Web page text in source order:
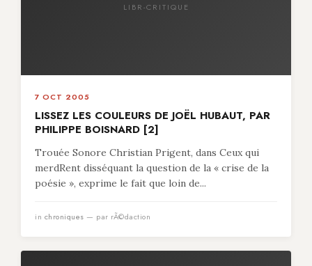
LIBR-CRITIQUE
7 OCT 2005
LISSEZ LES COULEURS DE JOËL HUBAUT, PAR
PHILIPPE BOISNARD [2]
Trouée Sonore Christian Prigent, dans Ceux qui
merdRent disséquant la question de la « crise de la
poésie », exprime le fait que loin de...
in chroniques — par rÃ©daction